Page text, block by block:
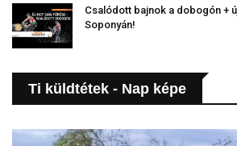
Csalódott bajnok a dobogón +
Soponyán!
Ti küldtétek - Nap képe